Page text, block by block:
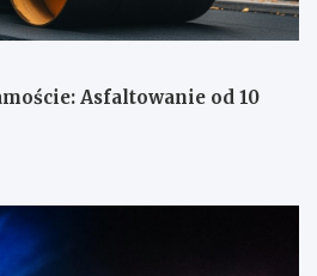
Asfaltowanie od 10